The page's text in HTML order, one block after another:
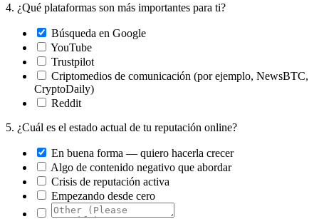
4. ¿Qué plataformas son más importantes para ti?
Búsqueda en Google
YouTube
Trustpilot
Criptomedios de comunicación (por ejemplo, NewsBTC,
CryptoDaily)
Reddit
5. ¿Cuál es el estado actual de tu reputación online?
En buena forma — quiero hacerla crecer
Algo de contenido negativo que abordar
Crisis de reputación activa
Empezando desde cero